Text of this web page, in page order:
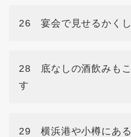
26 宴会で見せるかく
28 底なしの酒飲みもこ
す
29 横浜港や小樽にあ